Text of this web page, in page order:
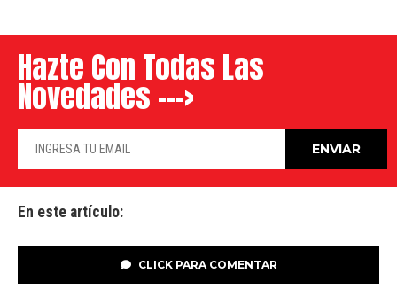
Hazte Con Todas Las
Novedades --->
En este artículo:
CLICK PARA COMENTAR